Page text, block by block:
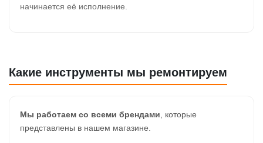
начинается её исполнение.
Какие инструменты мы ремонтируем
Мы работаем со всеми брендами, которые
представлены в нашем магазине.